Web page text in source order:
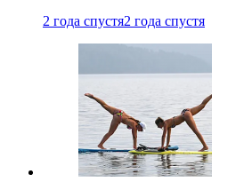
2 года спустя2 года спустя